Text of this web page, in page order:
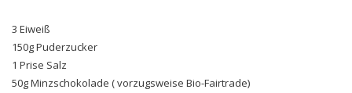
3 Eiweiß
150g Puderzucker
1 Prise Salz
50g Minzschokolade ( vorzugsweise Bio-Fairtrade)